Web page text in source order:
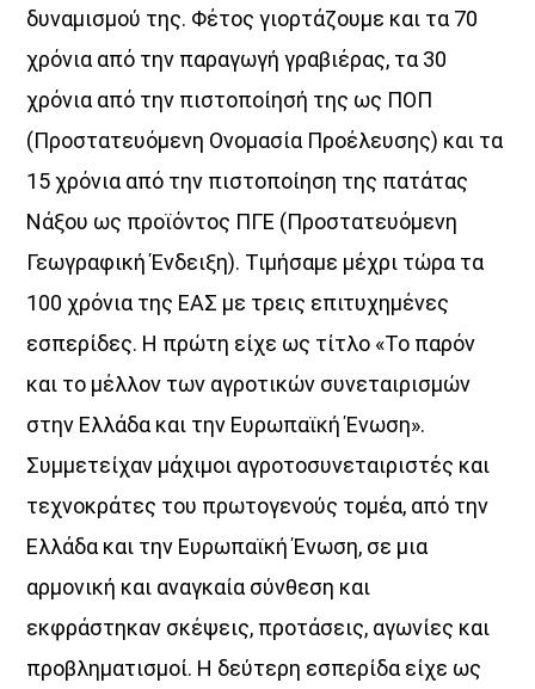
δυναμισμού της. Φέτος γιορτάζουμε και τα 70
χρόνια από την παραγωγή γραβιέρας, τα 30
χρόνια από την πιστοποίησή της ως ΠΟΠ
(Προστατευόμενη Ονομασία Προέλευσης) και τα
15 χρόνια από την πιστοποίηση της πατάτας
Νάξου ως προϊόντος ΠΓΕ (Προστατευόμενη
Γεωγραφική Ένδειξη). Τιμήσαμε μέχρι τώρα τα
100 χρόνια της ΕΑΣ με τρεις επιτυχημένες
εσπερίδες. Η πρώτη είχε ως τίτλο «Το παρόν
και το μέλλον των αγροτικών συνεταιρισμών
στην Ελλάδα και την Ευρωπαϊκή Ένωση».
Συμμετείχαν μάχιμοι αγροτοσυνεταιριστές και
τεχνοκράτες του πρωτογενούς τομέα, από την
Ελλάδα και την Ευρωπαϊκή Ένωση, σε μια
αρμονική και αναγκαία σύνθεση και
εκφράστηκαν σκέψεις, προτάσεις, αγωνίες και
προβληματισμοί. Η δεύτερη εσπερίδα είχε ως